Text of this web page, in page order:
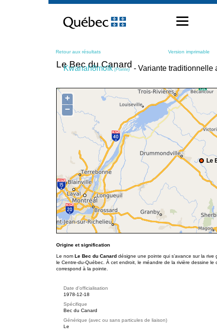
contenu
Retour aux résultats Version imprimable
Le Bec du Canard
Kwanah8moïk (Pointe) - Variante traditionnelle
Le
+
−
Origine et signification
Le nom Le Bec du Canard désigne une pointe qui s’avance sur la
le Centre-du-Québec. À cet endroit, le méandre de la rivière dessine
correspond à la pointe.
Date d'officialisation
1978-12-18
Spécifique
Bec du Canard
Générique (avec ou sans particules de liaison)
Le